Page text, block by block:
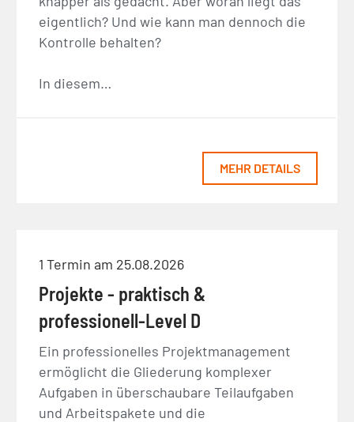
eigentlich? Und wie kann man dennoch die
Kontrolle behalten?
In diesem…
MEHR DETAILS
1 Termin am 25.08.2026
Projekte - praktisch &
professionell-Level D
Ein professionelles Projektmanagement
ermöglicht die Gliederung komplexer
Aufgaben in überschaubare Teilaufgaben
und Arbeitspakete und die